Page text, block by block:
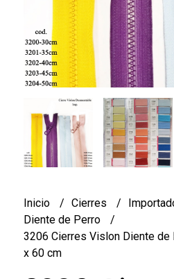
Inicio Cierres
Diente de Perro
3206 Cierres Vislon Diente de
x 60 cm